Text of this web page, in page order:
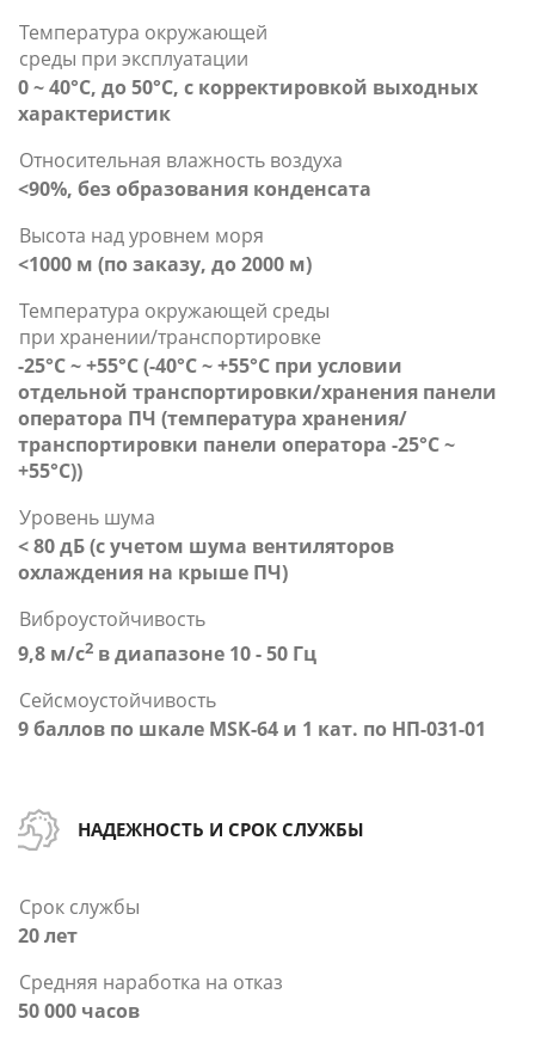
Температура окружающей
среды при эксплуатации
0 ~ 40°С, до 50°С, с корректировкой выходных
характеристик
Относительная влажность воздуха
<90%, без образования конденсата
Высота над уровнем моря
<1000 м (по заказу, до 2000 м)
Температура окружающей среды
при хранении/транспортировке
-25°С ~ +55°С (-40°С ~ +55°С при условии
отдельной транспортировки/хранения панели
оператора ПЧ (температура хранения/
транспортировки панели оператора -25°С ~
+55°С))
Уровень шума
< 80 дБ (с учетом шума вентиляторов
охлаждения на крыше ПЧ)
Виброустойчивость
9,8 м/с2 в диапазоне 10 - 50 Гц
Сейсмоустойчивость
9 баллов по шкале MSK-64 и 1 кат. по НП-031-01
НАДЕЖНОСТЬ И СРОК СЛУЖБЫ
Срок службы
20 лет
Средняя наработка на отказ
50 000 часов